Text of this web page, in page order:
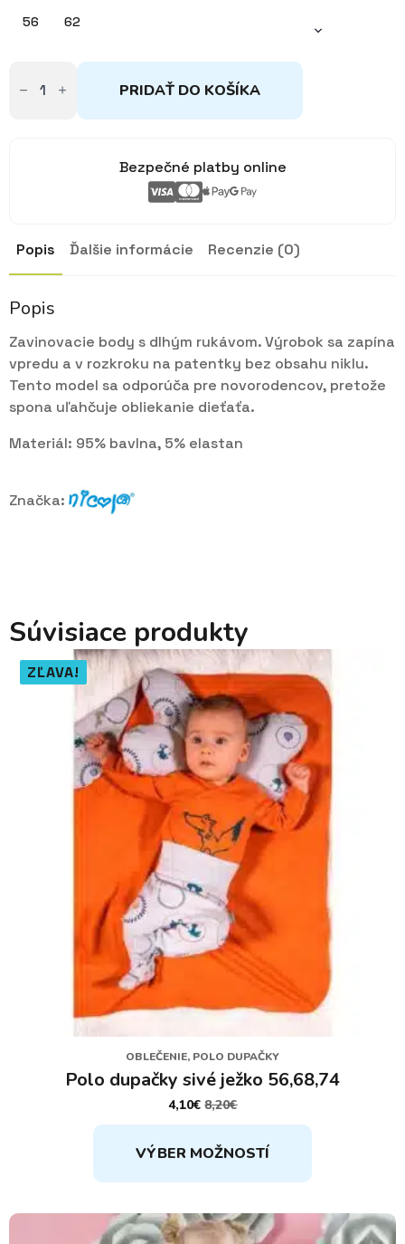
56 62
množstvo
Body
zavinovacie PRIDAŤ DO KOŠÍKA
Bezpečné platby online
Popis Ďalšie informácie Recenzie (0)
Popis
Zavinovacie body s dlhým rukávom. Výrobok sa zapína
vpredu a v rozkroku na patentky bez obsahu niklu.
Tento model sa odporúča pre novorodencov, pretože
spona uľahčuje obliekanie dieťaťa.
Materiál: 95% bavlna, 5% elastan
Značka:
Súvisiace produkty
ZĽAVA!
OBLEČENIE, POLO DUPAČKY
Polo dupačky sivé ježko 56,68,74
8,20€
PÔVODNÁ
CENA
8,20€.
4,10€ AKTUÁLNA
CENA
4,10€.
VÝBER MOŽNOSTÍ
Tento
produkt
má
variantov.